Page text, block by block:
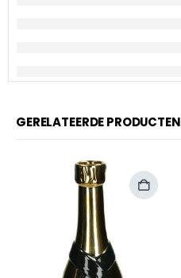
GERELATEERDE PRODUCTEN